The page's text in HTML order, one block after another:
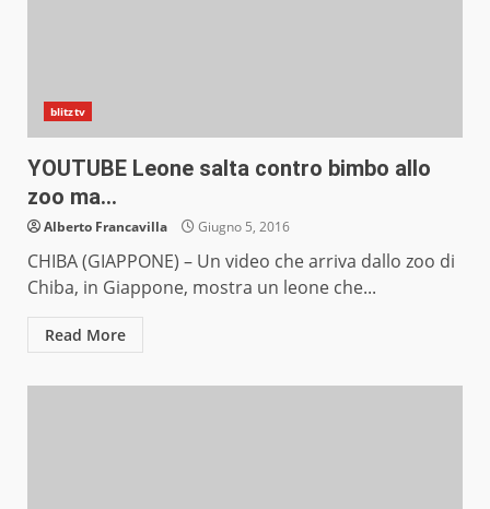
blitztv
YOUTUBE Leone salta contro bimbo allo
zoo ma…
Alberto Francavilla Giugno 5, 2016
CHIBA (GIAPPONE) – Un video che arriva dallo zoo di
Chiba, in Giappone, mostra un leone che...
Read More